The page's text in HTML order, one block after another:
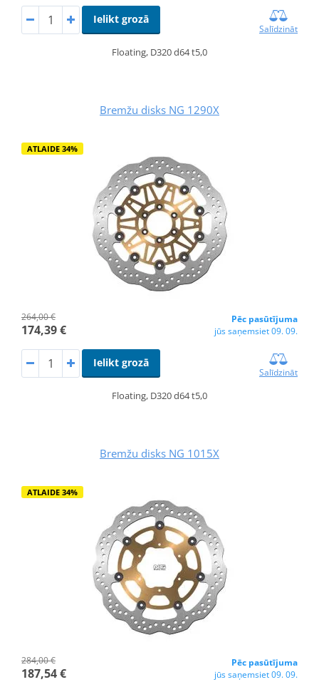
Ielikt grozā
Salīdzināt
Floating, D320 d64 t5,0
Bremžu disks NG 1290X
ATLAIDE 34%
264,00 €
174,39 €
Pēc pasūtījuma
jūs saņemsiet 09. 09.
Ielikt grozā
Salīdzināt
Floating, D320 d64 t5,0
Bremžu disks NG 1015X
ATLAIDE 34%
284,00 €
187,54 €
Pēc pasūtījuma
jūs saņemsiet 09. 09.